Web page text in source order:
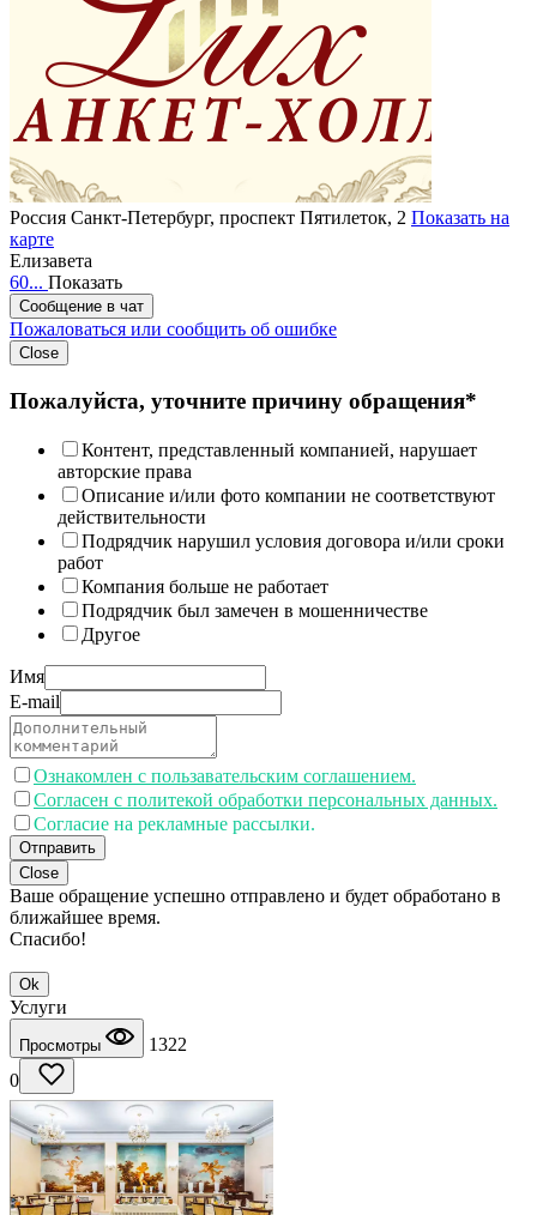
Россия Санкт-Петербург, проспект Пятилеток, 2 Показать на
карте
Елизавета
60... Показать
Сообщение в чат
Пожаловаться или сообщить об ошибке
Close
Пожалуйста, уточните причину обращения*
Контент, представленный компанией, нарушает
авторские права
Описание и/или фото компании не соответствуют
действительности
Подрядчик нарушил условия договора и/или сроки
работ
Компания больше не работает
Подрядчик был замечен в мошенничестве
Другое
Имя
E-mail
Ознакомлен с пользавательским соглашением.
Согласен с политекой обработки персональных данных.
Согласие на рекламные рассылки.
Отправить
Close
Ваше обращение успешно отправлено и будет обработано в
ближайшее время.
Спасибо!
Ok
Услуги
Просмотры
1322
0